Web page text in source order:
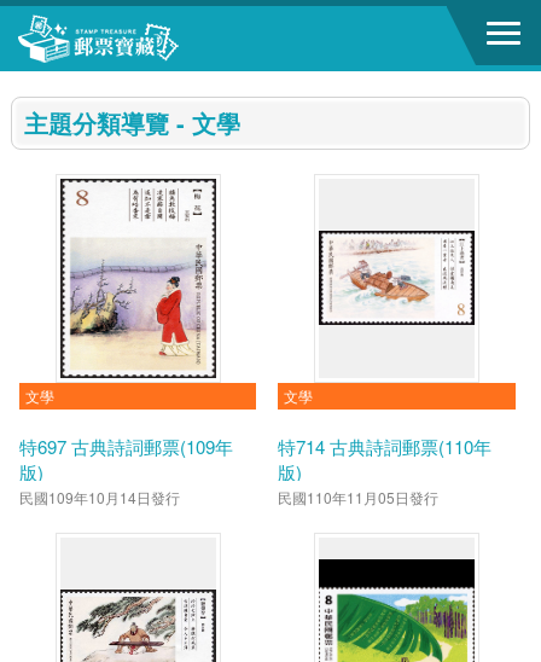
跳到主要內容區塊
主題分類導覽 - 文學
文學
特697 古典詩詞郵票(109年
版)
民國109年10月14日發行
文學
特714 古典詩詞郵票(110年
版)
民國110年11月05日發行